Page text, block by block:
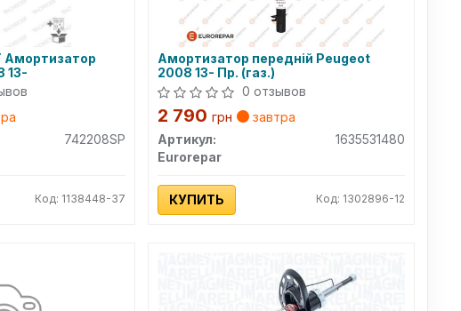
Амортизатор
13-
742208SP
Код: 1138448-37
Амортизатор передній Peugeot
2008 13- Пр. (газ.)
0 отзывов
2 790грн
завтра
Артикул:
1635531480
Eurorepar
КУПИТЬ Код: 1302896-12